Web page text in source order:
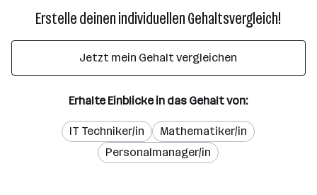
Erstelle deinen individuellen Gehaltsvergleich!
Jetzt mein Gehalt vergleichen
Erhalte Einblicke in das Gehalt von:
IT Techniker/in
Mathematiker/in
Personalmanager/in